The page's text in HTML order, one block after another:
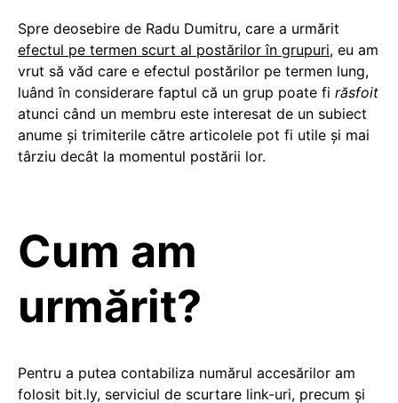
Spre deosebire de Radu Dumitru, care a urmărit
efectul pe termen scurt al postărilor în grupuri, eu am
vrut să văd care e efectul postărilor pe termen lung,
luând în considerare faptul că un grup poate fi răsfoit
atunci când un membru este interesat de un subiect
anume și trimiterile către articolele pot fi utile și mai
târziu decât la momentul postării lor.
Cum am
urmărit?
Pentru a putea contabiliza numărul accesărilor am
folosit bit.ly, serviciul de scurtare link-uri, precum și